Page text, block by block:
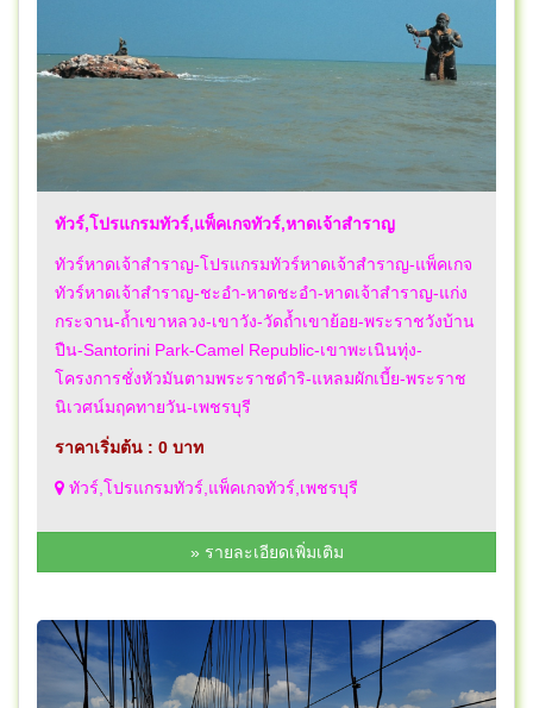
ทัวร์,โปรแกรมทัวร์,แพ็คเกจทัวร์,หาดเจ้าสำราญ
ทัวร์หาดเจ้าสำราญ-โปรแกรมทัวร์หาดเจ้าสำราญ-แพ็คเกจ
ทัวร์หาดเจ้าสำราญ-ชะอำ-หาดชะอำ-หาดเจ้าสำราญ-แก่ง
กระจาน-ถ้ำเขาหลวง-เขาวัง-วัดถ้ำเขาย้อย-พระราชวังบ้าน
ปืน-Santorini Park-Camel Republic-เขาพะเนินทุ่ง-
โครงการชั่งหัวมันตามพระราชดำริ-แหลมผักเบี้ย-พระราช
นิเวศน์มฤคทายวัน-เพชรบุรี
ราคาเริ่มต้น : 0 บาท
ทัวร์,โปรแกรมทัวร์,แพ็คเกจทัวร์,เพชรบุรี
» รายละเอียดเพิ่มเติม